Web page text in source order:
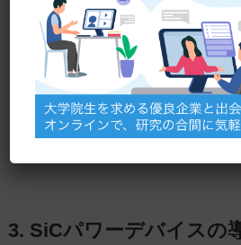
化を実現できます。これらの
ように、SiC半導体は従来のシ
べてエネルギー効率の面で優
れからの技術革新のキーとな
ことが結論されます。
3. SiCパワーデバイスの